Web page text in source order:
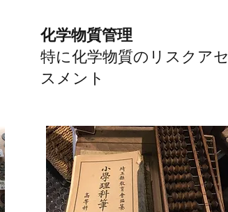
化学物質管理
特に化学物質のリスクアセ
スメント